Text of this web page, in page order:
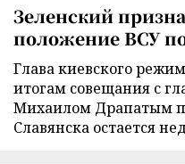
Зеленский
положение ВСУ
Глава киевского
итогам совещания с
Михаилом Драпатым
Славянска остается